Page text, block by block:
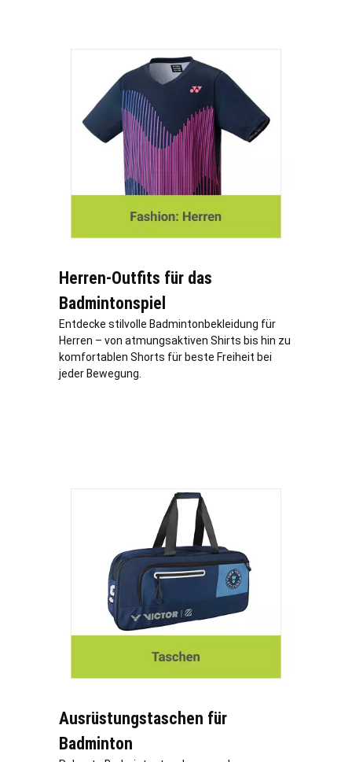
Herren-Outfits für das
Badmintonspiel
Entdecke stilvolle Badmintonbekleidung für
Herren – von atmungsaktiven Shirts bis hin zu
komfortablen Shorts für beste Freiheit bei
jeder Bewegung.
Ausrüstungstaschen für
Badminton